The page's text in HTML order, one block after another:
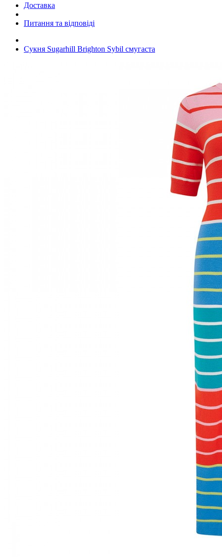
Доставка
Питання та відповіді
Сукня Sugarhill Brighton Sybil смугаста